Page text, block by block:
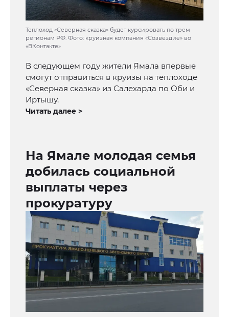
Теплоход «Северная сказка» будет курсировать по трем
регионам РФ. Фото: круизная компания «Созвездие» во
«ВКонтакте»
В следующем году жители Ямала впервые
смогут отправиться в круизы на теплоходе
«Северная сказка» из Салехарда по Оби и
Иртышу.
Читать далее >
На Ямале молодая семья
добилась социальной
выплаты через
прокуратуру